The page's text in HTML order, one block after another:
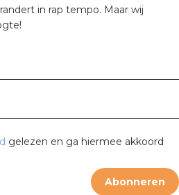
in rap tempo. Maar wij
gelezen en ga hiermee akkoord
Abonneren